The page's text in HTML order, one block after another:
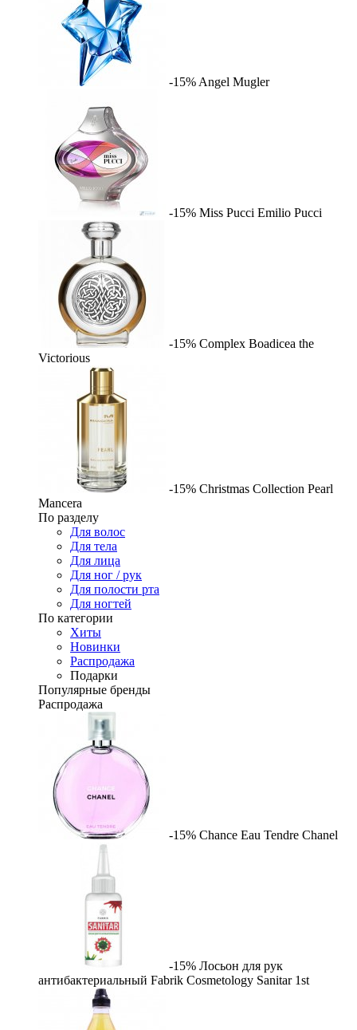
-15% Angel Mugler
-15% Miss Pucci Emilio Pucci
-15% Complex Boadicea the
Victorious
-15% Christmas Collection Pearl
Mancera
По разделу
Для волос
Для тела
Для лица
Для ног / рук
Для полости рта
Для ногтей
По категории
Хиты
Новинки
Распродажа
Подарки
Популярные бренды
Распродажа
-15% Chance Eau Tendre Chanel
-15% Лосьон для рук
антибактериальный Fabrik Cosmetology Sanitar 1st